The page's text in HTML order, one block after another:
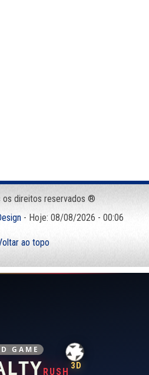
os direitos reservados ®
- Hoje: 08/08/2026 - 00:06
ao topo
GAME
RUSH
3D